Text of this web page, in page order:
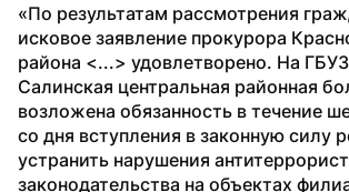
«По результатам рассмотрения
исковое заявление прокурора
района <...> удовлетворено. На
Салинская центральная районная
возложена обязанность в течение
со дня вступления в законную силу
устранить нарушения
законодательства на объектах